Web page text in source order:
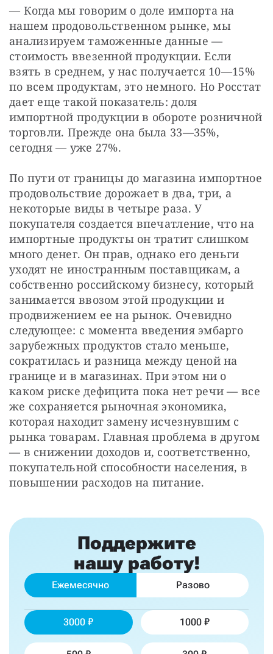
— Когда мы говорим о доле импорта на
нашем продовольственном рынке, мы
анализируем таможенные данные —
стоимость ввезенной продукции. Если
взять в среднем, у нас получается 10—15%
по всем продуктам, это немного. Но Росстат
дает еще такой показатель: доля
импортной продукции в обороте розничной
торговли. Прежде она была 33—35%,
сегодня — уже 27%.
По пути от границы до магазина импортное
продовольствие дорожает в два, три, а
некоторые виды в четыре раза. У
покупателя создается впечатление, что на
импортные продукты он тратит слишком
много денег. Он прав, однако его деньги
уходят не иностранным поставщикам, а
собственно российскому бизнесу, который
занимается ввозом этой продукции и
продвижением ее на рынок. Очевидно
следующее: с момента введения эмбарго
зарубежных продуктов стало меньше,
сократилась и разница между ценой на
границе и в магазинах. При этом ни о
каком риске дефицита пока нет речи — все
же сохраняется рыночная экономика,
которая находит замену исчезнувшим с
рынка товарам. Главная проблема в другом
— в снижении доходов и, соответственно,
покупательной способности населения, в
повышении расходов на питание.
Поддержите
нашу работу!
Ежемесячно Разово
3000 1000